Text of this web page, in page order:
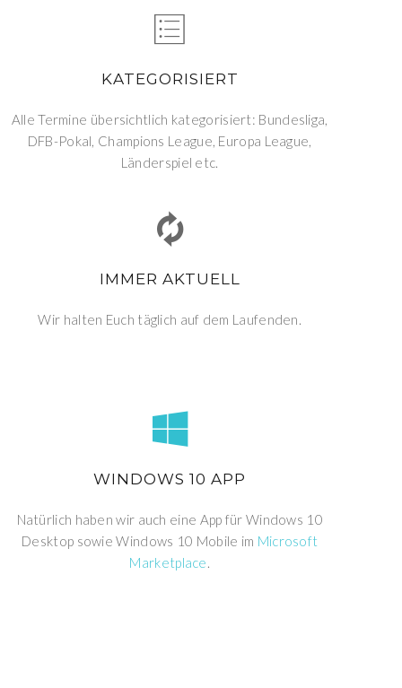
KATEGORISIERT
Alle Termine übersichtlich kategorisiert: Bundesliga,
DFB-Pokal, Champions League, Europa League,
Länderspiel etc.
IMMER AKTUELL
Wir halten Euch täglich auf dem Laufenden.
WINDOWS 10 APP
Natürlich haben wir auch eine App für Windows 10
Desktop sowie Windows 10 Mobile im Microsoft
Marketplace.